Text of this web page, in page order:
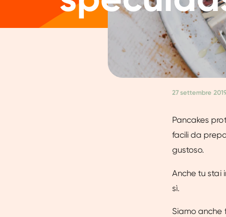
27 settembre
Pancakes
facili da
gustoso.
Anche tu stai
sì.
Siamo anche